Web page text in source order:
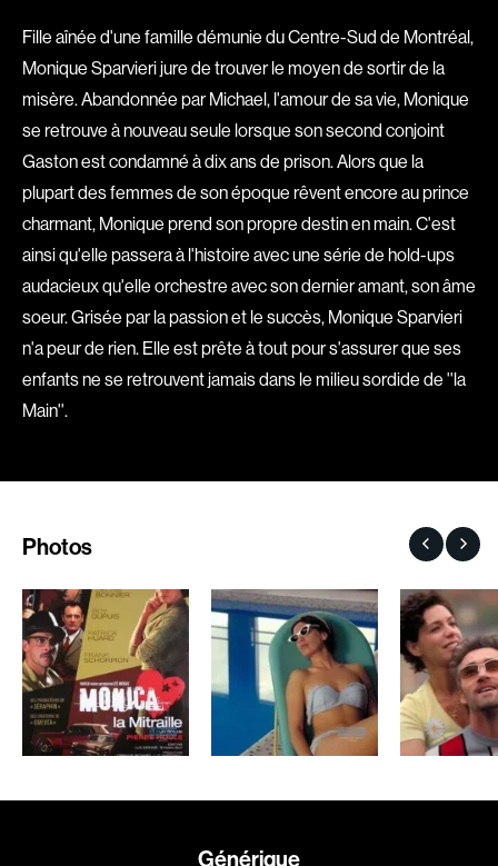
Animation
Art
Aventure
Biographiques
Comédies musicales
Érotiques
Étudiants
Famille
Fantastiques
Fiction
Guerre
Historiques
Horreur
Indépendants
Jeunesse
Musicaux
Policiers
1940
1950
1960
1970
1980
1990
2000
2010
2020
Réalisateur
Absa Moussa Sene
Fille aînée d'une famille démunie du Centre-Sud de Montréal,
Monique Sparvieri jure de trouver le moyen de sortir de la
misère. Abandonnée par Michael, l'amour de sa vie, Monique
se retrouve à nouveau seule lorsque son second conjoint
Gaston est condamné à dix ans de prison. Alors que la
plupart des femmes de son époque rêvent encore au prince
charmant, Monique prend son propre destin en main. C'est
ainsi qu'elle passera à l'histoire avec une série de hold-ups
audacieux qu'elle orchestre avec son dernier amant, son âme
soeur. Grisée par la passion et le succès, Monique Sparvieri
n'a peur de rien. Elle est prête à tout pour s'assurer que ses
enfants ne se retrouvent jamais dans le milieu sordide de ''la
Main''.
Photos
Générique